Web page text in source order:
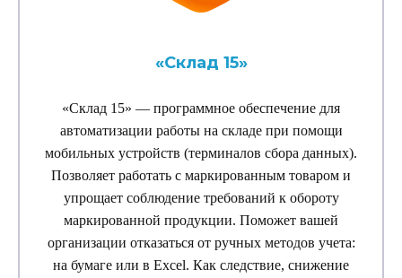
«Склад 15»
«Склад 15» — программное обеспечение для
автоматизации работы на складе при помощи
мобильных устройств (терминалов сбора данных).
Позволяет работать с маркированным товаром и
упрощает соблюдение требований к обороту
маркированной продукции. Поможет вашей
организации отказаться от ручных методов учета:
на бумаге или в Excel. Как следствие, снижение